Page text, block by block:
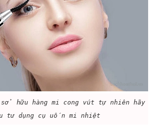
hữu hàng mi cong vút tự nhiên hãy
tư dụng cụ uốn mi nhiệt